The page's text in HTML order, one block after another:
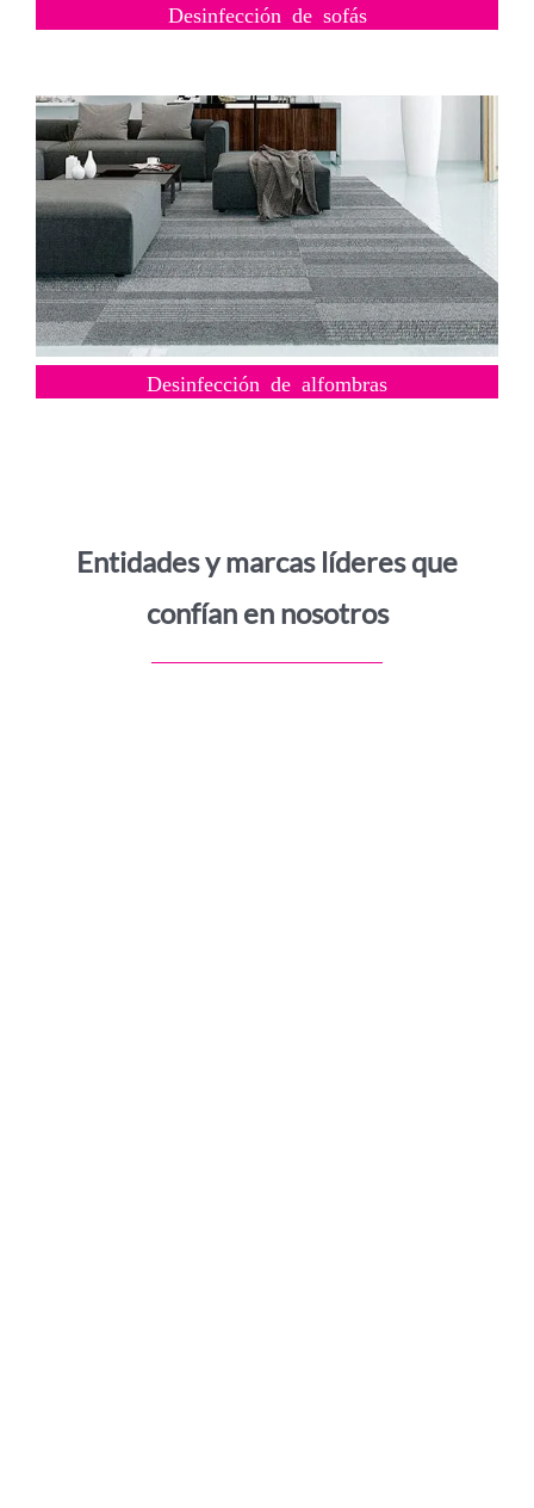
Desinfección de sofás
Desinfección de alfombras
Entidades y marcas líderes que
confían en nosotros